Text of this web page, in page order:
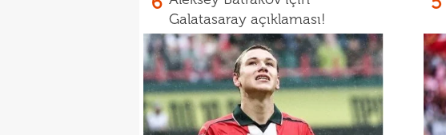
Galatasaray açıklaması!